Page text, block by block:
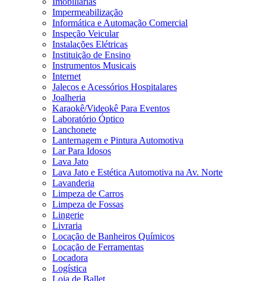
Impermeabilização
Informática e Automação Comercial
Inspeção Veicular
Instalações Elétricas
Instituição de Ensino
Instrumentos Musicais
Internet
Jalecos e Acessórios Hospitalares
Joalheria
Karaokê/Videokê Para Eventos
Laboratório Óptico
Lanchonete
Lanternagem e Pintura Automotiva
Lar Para Idosos
Lava Jato
Lava Jato e Estética Automotiva na Av. Norte
Lavanderia
Limpeza de Carros
Limpeza de Fossas
Lingerie
Livraria
Locação de Banheiros Químicos
Locação de Ferramentas
Locadora
Logística
Loja de Ballet